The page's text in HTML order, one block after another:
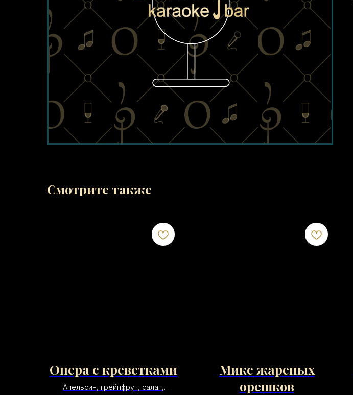
Смотрите также
Опера с креветками
Апельсин, грейпфрут, салат,
Микс жареных
орешков